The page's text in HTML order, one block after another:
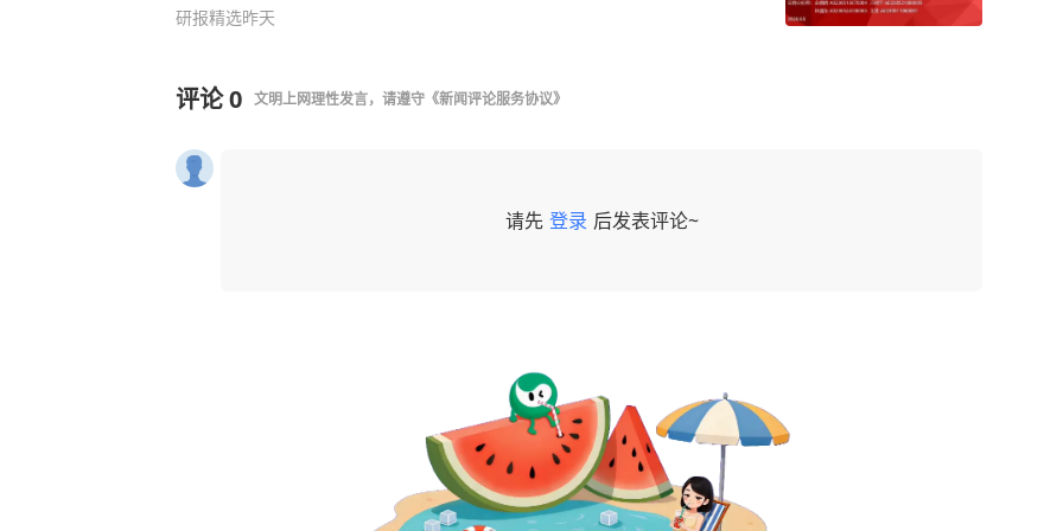
研报精选昨天
评论0 文明上网理性发言，请遵守 《新闻评论服务协议》
请先 登录 后发表评论~